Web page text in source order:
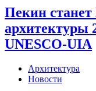
Пекин
архитектуры
UNESCO-UIA
Архитектура
Новости